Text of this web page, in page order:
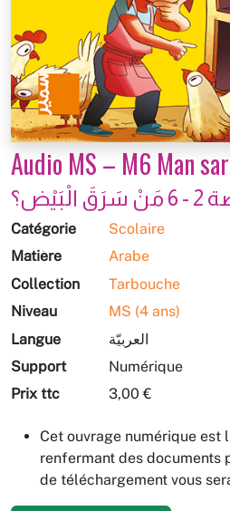
Audio MS – M6 Man
Catégorie
Scolaire
Matière
Arabe
Collection
Tarbouche
Niveau
MS (4 ans)
Langue
العربيّة
Support
Numérique
Prix ttc
3,00 €
Cet ouvrage numérique est
renfermant des documents
de téléchargement vous